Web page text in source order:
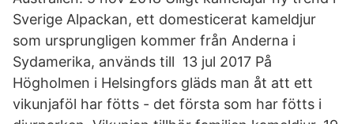
Sverige Alpackan, ett domesticerat kameldjur
som ursprungligen kommer från Anderna i
Sydamerika, används till 13 jul 2017 På
Högholmen i Helsingfors gläds man åt att ett
vikunjaföl har fötts - det första som har fötts i